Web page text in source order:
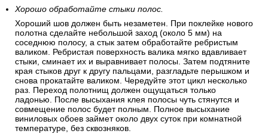
Хорошо обработайте стыки полос.
Хороший шов должен быть незаметен. При поклейке нового
полотна сделайте небольшой заход (около 5 мм) на
соседнюю полосу, а стык затем обработайте ребристым
валиком. Ребристая поверхность валика мягко вдавливает
стыки, сминает их и выравнивает полосы. Затем подтяните
края стыков друг к другу пальцами, разгладьте перышком и
снова прокатайте валиком. Чередуйте этот цикл несколько
раз. Переход полотнищ должен ощущаться только
ладонью. После высыхания клея полосы чуть стянутся и
совмещение полос будет полным. Полное высыхание
виниловых обоев займет около двух суток при комнатной
температуре, без сквозняков.